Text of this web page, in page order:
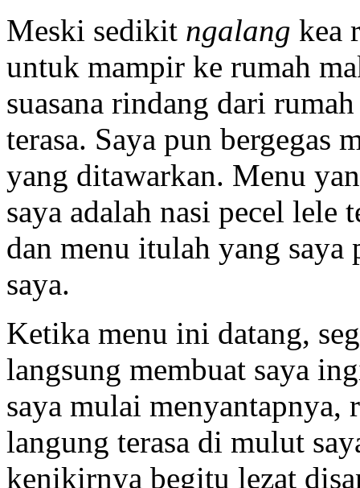
Meski sedikit ngalang kea
untuk mampir ke rumah
suasana rindang dari
terasa. Saya pun bergegas
yang ditawarkan. Menu
saya adalah nasi pecel lele
dan menu itulah yang saya
saya.
Ketika menu ini datang,
langsung membuat saya
saya mulai menyantapnya,
langung terasa di mulut
kenikirnya begitu lezat